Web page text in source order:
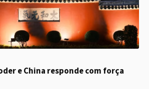
e China responde com força